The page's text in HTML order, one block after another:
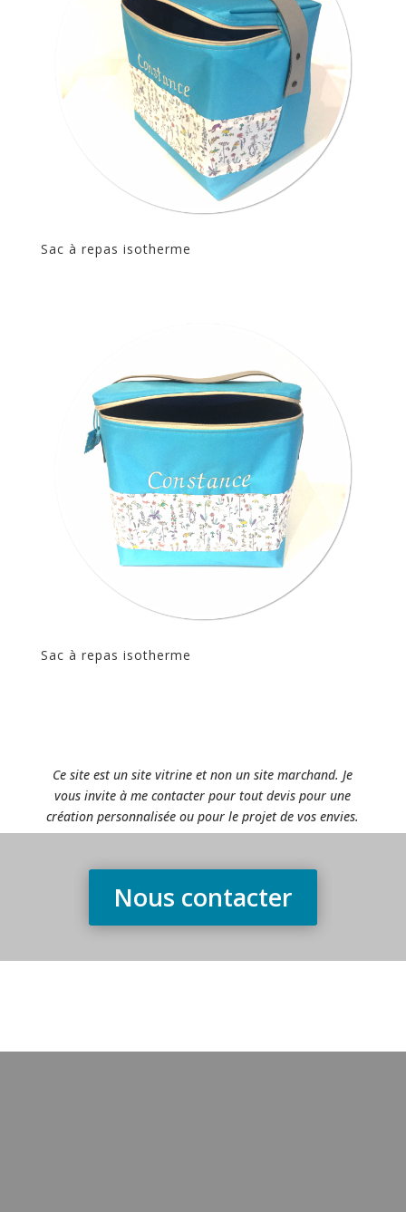
Sac à repas isotherme
Sac à repas isotherme
Ce site est un site vitrine et non un site marchand. Je
vous invite à me contacter pour tout devis pour une
création personnalisée ou pour le projet de vos envies.
Nous contacter